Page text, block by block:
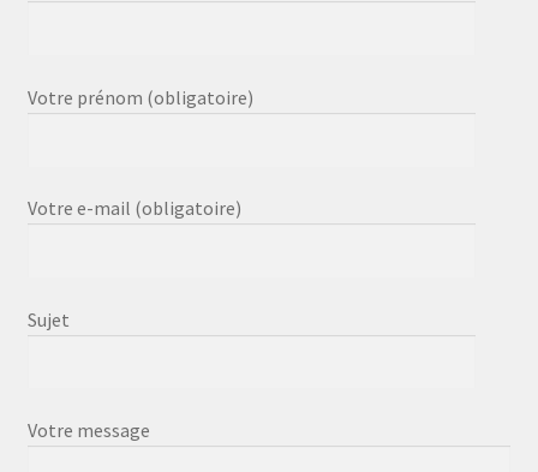
Votre prénom (obligatoire)
Votre e-mail (obligatoire)
Sujet
Votre message